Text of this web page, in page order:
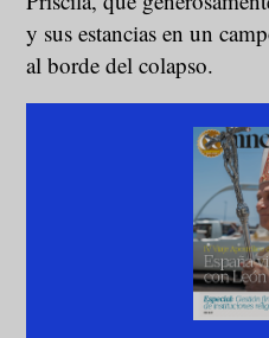
y sus estancias en un
al borde del colapso.